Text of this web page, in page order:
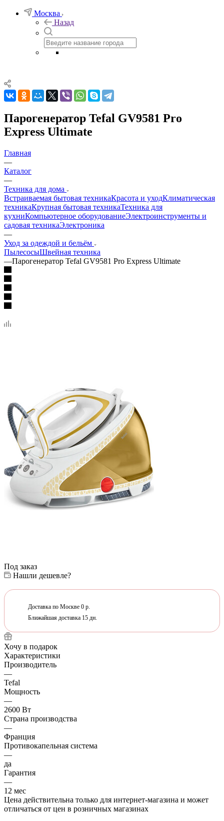
Москва
Назад
Парогенератор Tefal GV9581 Pro
Express Ultimate
Главная
—
Каталог
—
Техника для дома
Встраиваемая бытовая техникаКрасота и уходКлиматическая
техникаКрупная бытовая техникаТехника для
кухниКомпьютерное оборудованиеЭлектроинструменты и
садовая техникаЭлектроника
—
Уход за одеждой и бельём
ПылесосыШвейная техника
—Парогенератор Tefal GV9581 Pro Express Ultimate
Под заказ
Нашли дешевле?
Доставка по Москве 0 р.
Ближайшая доставка 15 дн.
Хочу в подарок
Характеристики
Производитель
—
Tefal
Мощность
—
2600 Вт
Страна производства
—
Франция
Противокапельная система
—
да
Гарантия
—
12 мес
Цена действительна только для интернет-магазина и может
отличаться от цен в розничных магазинах